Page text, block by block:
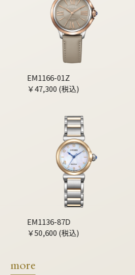
EM1166-01Z
￥47,300 (税込)
EM1136-87D
￥50,600 (税込)
more